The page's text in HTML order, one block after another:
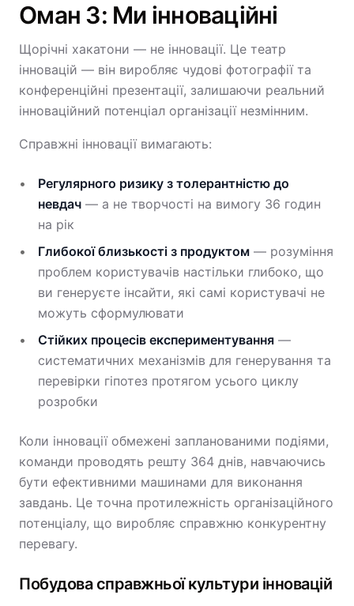
Оман 3: Ми інноваційні
Щорічні хакатони — не інновації. Це театр
інновацій — він виробляє чудові фотографії та
конференційні презентації, залишаючи реальний
інноваційний потенціал організації незмінним.
Справжні інновації вимагають:
Регулярного ризику з толерантністю до
невдач — а не творчості на вимогу 36 годин
на рік
Глибокої близькості з продуктом — розуміння
проблем користувачів настільки глибоко, що
ви генеруєте інсайти, які самі користувачі не
можуть сформулювати
Стійких процесів експериментування —
систематичних механізмів для генерування та
перевірки гіпотез протягом усього циклу
розробки
Коли інновації обмежені запланованими подіями,
команди проводять решту 364 днів, навчаючись
бути ефективними машинами для виконання
завдань. Це точна протилежність організаційного
потенціалу, що виробляє справжню конкурентну
перевагу.
Побудова справжньої культури інновацій